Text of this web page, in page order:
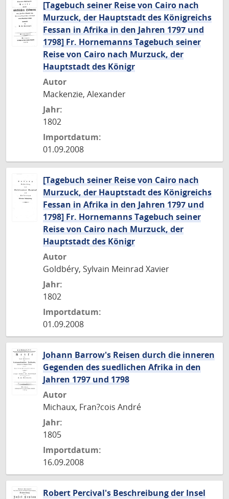
[Tagebuch seiner Reise von Cairo nach
Murzuck, der Hauptstadt des Königreichs
Fessan in Afrika in den Jahren 1797 und
1798] Fr. Hornemanns Tagebuch seiner
Reise von Cairo nach Murzuck, der
Hauptstadt des Königr
Autor
Mackenzie, Alexander
Jahr:
1802
Importdatum:
01.09.2008
[Tagebuch seiner Reise von Cairo nach
Murzuck, der Hauptstadt des Königreichs
Fessan in Afrika in den Jahren 1797 und
1798] Fr. Hornemanns Tagebuch seiner
Reise von Cairo nach Murzuck, der
Hauptstadt des Königr
Autor
Goldbéry, Sylvain Meinrad Xavier
Jahr:
1802
Importdatum:
01.09.2008
Johann Barrow's Reisen durch die inneren
Gegenden des suedlichen Afrika in den
Jahren 1797 und 1798
Autor
Michaux, Fran?cois André
Jahr:
1805
Importdatum:
16.09.2008
Robert Percival's Beschreibung der Insel